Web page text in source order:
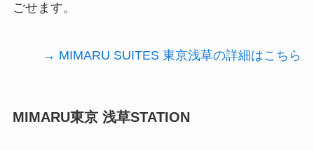
ごせます。
→ MIMARU SUITES 東京浅草の詳細はこちら
MIMARU東京 浅草STATION